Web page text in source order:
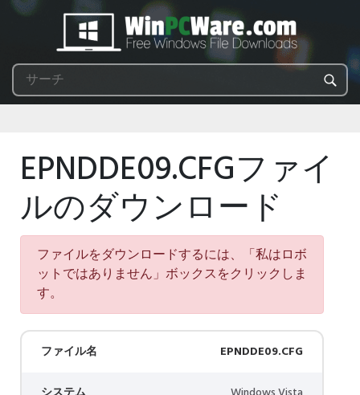
EPNDDE09.CFGファイ
ルのダウンロード
ファイルをダウンロードするには、「私はロボ
ットではありません」ボックスをクリックしま
す。
ファイル名 EPNDDE09.CFG